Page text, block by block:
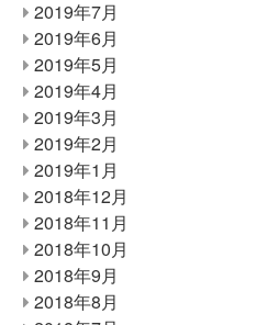
2019年7月
2019年6月
2019年5月
2019年4月
2019年3月
2019年2月
2019年1月
2018年12月
2018年11月
2018年10月
2018年9月
2018年8月